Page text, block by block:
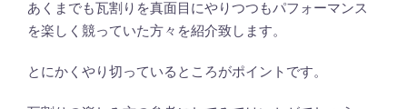
あくまでも瓦割りを真面目にやりつつもパフォーマンス
を楽しく競っていた方々を紹介致します。
とにかくやり切っているところがポイントです。